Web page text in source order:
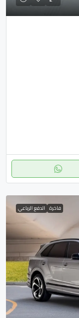
فاخرة الدفع الرباعي